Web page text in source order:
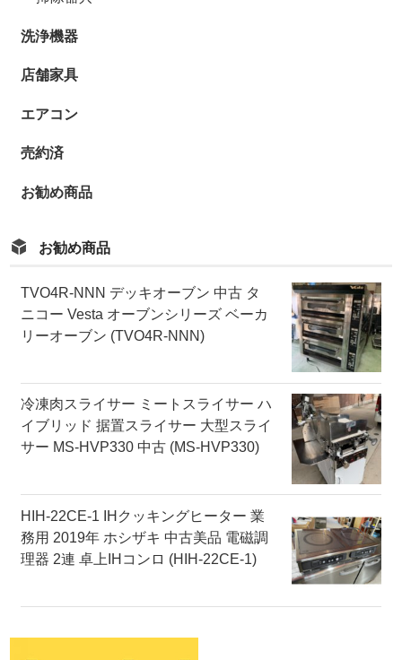
洗浄機器
店舗家具
エアコン
売約済
お勧め商品
お勧め商品
TVO4R-NNN デッキオーブン 中古 タ
ニコー Vesta オーブンシリーズ ベーカ
リーオーブン (TVO4R-NNN)
冷凍肉スライサー ミートスライサー ハ
イブリッド 据置スライサー 大型スライ
サー MS-HVP330 中古 (MS-HVP330)
HIH-22CE-1 IHクッキングヒーター 業
務用 2019年 ホシザキ 中古美品 電磁調
理器 2連 卓上IHコンロ (HIH-22CE-1)